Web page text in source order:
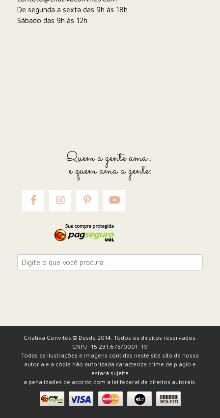
De segunda a sexta das 9h às 18h
Sábado das 9h às 12h
Quem a gente ama...
e quem ama a gente:
Criativa Convites © Desde 2014. Todos os direitos reservados.
CNPJ: 15.231.675/0001-19
Todas as ilustrações e imagens contidas neste site são de nossa
autoria e a cópia não autorizada caracteriza crime de plágio e
estará sujeita
a penalidades de acordo com a lei federal de direitos autorais.